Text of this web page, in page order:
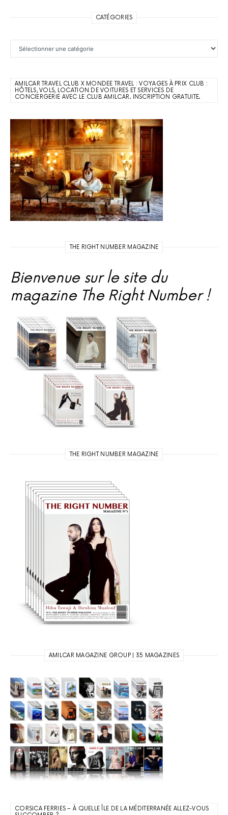
CATÉGORIES
AMILCAR TRAVEL CLUB X MONDEE TRAVEL : VOYAGES À PRIX CLUB :
HÔTELS, VOLS, LOCATION DE VOITURES ET SERVICES DE
CONCIERGERIE AVEC LE CLUB AMILCAR. INSCRIPTION GRATUITE.
THE RIGHT NUMBER MAGAZINE
Bienvenue sur le site du
magazine The Right Number !
THE RIGHT NUMBER MAGAZINE
AMILCAR MAGAZINE GROUP | 35 MAGAZINES
CORSICA FERRIES – À QUELLE ÎLE DE LA MÉDITERRANÉE ALLEZ-VOUS